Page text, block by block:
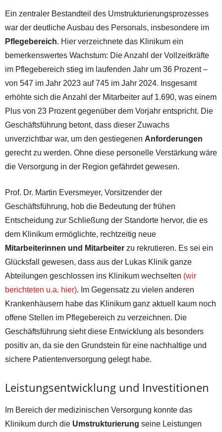
Ein zentraler Bestandteil des Umstrukturierungsprozesses
war der deutliche Ausbau des Personals, insbesondere im
Pflegebereich. Hier verzeichnete das Klinikum ein
bemerkenswertes Wachstum: Die Anzahl der Vollzeitkräfte
im Pflegebereich stieg im laufenden Jahr um 36 Prozent –
von 547 im Jahr 2023 auf 745 im Jahr 2024. Insgesamt
erhöhte sich die Anzahl der Mitarbeiter auf 1.690, was einem
Plus von 23 Prozent gegenüber dem Vorjahr entspricht. Die
Geschäftsführung betont, dass dieser Zuwachs
unverzichtbar war, um den gestiegenen Anforderungen
gerecht zu werden. Ohne diese personelle Verstärkung wäre
die Versorgung in der Region gefährdet gewesen.
Prof. Dr. Martin Eversmeyer, Vorsitzender der
Geschäftsführung, hob die Bedeutung der frühen
Entscheidung zur Schließung der Standorte hervor, die es
dem Klinikum ermöglichte, rechtzeitig neue
Mitarbeiterinnen und Mitarbeiter zu rekrutieren. Es sei ein
Glücksfall gewesen, dass aus der Lukas Klinik ganze
Abteilungen geschlossen ins Klinikum wechselten (wir
berichteten u.a. hier). Im Gegensatz zu vielen anderen
Krankenhäusern habe das Klinikum ganz aktuell kaum noch
offene Stellen im Pflegebereich zu verzeichnen. Die
Geschäftsführung sieht diese Entwicklung als besonders
positiv an, da sie den Grundstein für eine nachhaltige und
sichere Patientenversorgung gelegt habe.
Leistungsentwicklung und Investitionen
Im Bereich der medizinischen Versorgung konnte das
Klinikum durch die Umstrukturierung seine Leistungen